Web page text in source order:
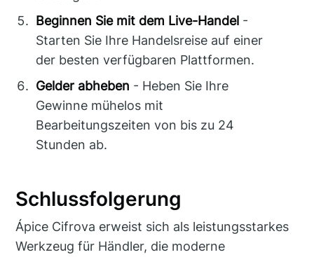
Beginnen Sie mit dem Live-Handel -
Starten Sie Ihre Handelsreise auf einer
der besten verfügbaren Plattformen.
Gelder abheben - Heben Sie Ihre
Gewinne mühelos mit
Bearbeitungszeiten von bis zu 24
Stunden ab.
Schlussfolgerung
Ápice Cifrova erweist sich als leistungsstarkes
Werkzeug für Händler, die moderne